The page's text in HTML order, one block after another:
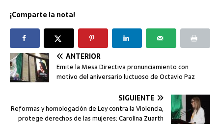
¡Comparte la nota!
ANTERIOR
Emite la Mesa Directiva pronunciamiento con
motivo del aniversario luctuoso de Octavio Paz
SIGUIENTE
Reformas y homologación de Ley contra la Violencia,
protege derechos de las mujeres: Carolina Zuarth